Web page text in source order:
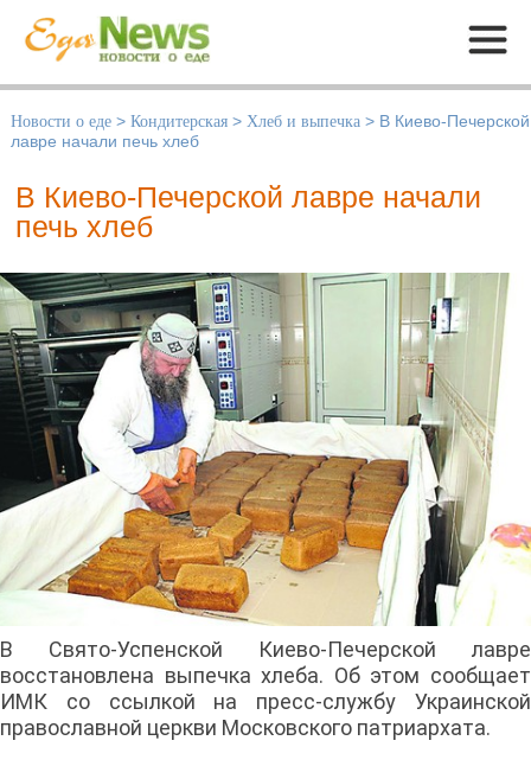
Меню
Новости о еде > Кондитерская > Хлеб и выпечка > В Киево-Печерской
лавре начали печь хлеб
В Киево-Печерской лавре начали
печь хлеб
В Свято-Успенской Киево-Печерской лавре
восстановлена выпечка хлеба. Об этом сообщает
ИМК со ссылкой на пресс-службу Украинской
православной церкви Московского патриархата.